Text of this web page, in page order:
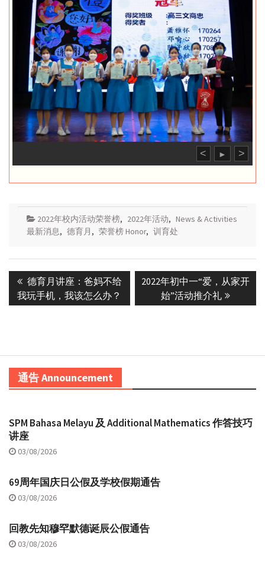
< ► >
2022年校内活动荣誉榜, 2022年活动, News & Activities
最新消息, 德育月 , 荣誉榜 Honor, 训育处
Post
navigation
Previous
post:
德育月讲座：爸妈不给
我玩手机，我该怎么办？
Next
post:
2022年初中一“爱，从家开
始”活动推介礼
通告 Announcement
SPM Bahasa Melayu 及 Additional Mathematics 作答技巧
讲座
03/08/2026
69周年国庆日公假及学校假期通告
03/08/2026
回教先知穆罕默德诞辰公假通告
03/08/2026